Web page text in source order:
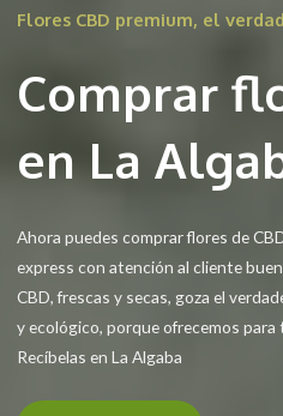
Flores CBD premium, el
Comprar
en La
Ahora puedes comprar flores de
express con atención al cliente
CBD, frescas y secas, goza el
y ecológico, porque ofrecemos
Recíbelas en La Algaba